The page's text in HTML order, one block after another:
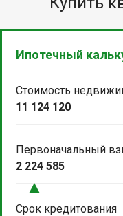
Ипотечный
Стоимость
11 124 120
Первоначальный
2 224 585
Срок кредитования